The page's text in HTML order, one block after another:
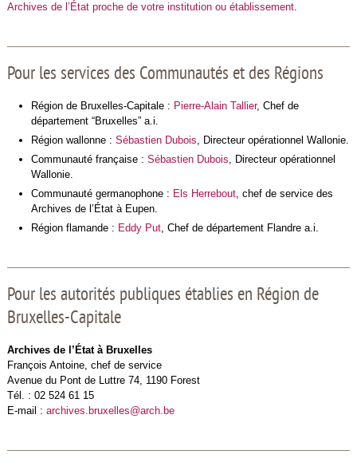
Archives de l’État proche de votre institution ou établissement.
Pour les services des Communautés et des Régions
Région de Bruxelles-Capitale : Pierre-Alain Tallier, Chef de
département “Bruxelles” a.i.
Région wallonne : Sébastien Dubois, Directeur opérationnel Wallonie.
Communauté française : Sébastien Dubois, Directeur opérationnel
Wallonie.
Communauté germanophone : Els Herrebout, chef de service des
Archives de l’État à Eupen.
Région flamande : Eddy Put, Chef de département Flandre a.i.
Pour les autorités publiques établies en Région de
Bruxelles-Capitale
Archives de l’État à Bruxelles
François Antoine, chef de service
Avenue du Pont de Luttre 74, 1190 Forest
Tél. : 02 524 61 15
E-mail : archives.bruxelles@arch.be